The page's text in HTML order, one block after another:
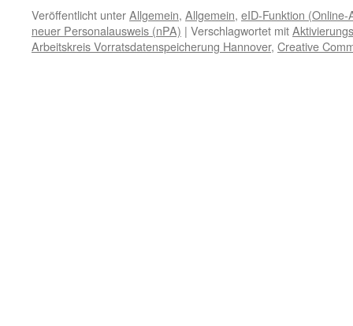
Veröffentlicht unterAllgemein, Allgemein, eID-Funktion
neuer Personalausweis (nPA) | Verschlagwortet mit
Arbeitskreis Vorratsdatenspeicherung Hannover, Creative